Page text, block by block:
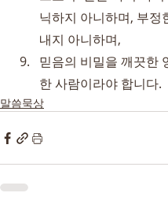
닉하지 아니하며, 부정
내지 아니하며,
믿음의 비밀을 깨끗한
한 사람이라야 합니다.
말씀묵상